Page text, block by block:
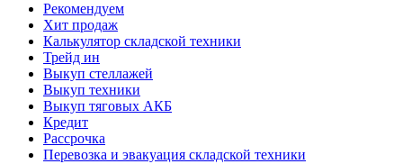
Рекомендуем
Хит продаж
Калькулятор складской техники
Трейд ин
Выкуп стеллажей
Выкуп техники
Выкуп тяговых АКБ
Кредит
Рассрочка
Перевозка и эвакуация складской техники